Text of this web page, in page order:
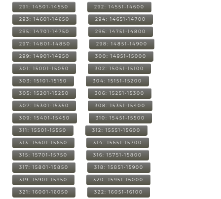
291: 14501-14550 292: 14551-14600
293: 14601-14650 294: 14651-14700
295: 14701-14750 296: 14751-14800
297: 14801-14850 298: 14851-14900
299: 14901-14950 300: 14951-15000
301: 15001-15050 302: 15051-15100
303: 15101-15150 304: 15151-15200
305: 15201-15250 306: 15251-15300
307: 15301-15350 308: 15351-15400
309: 15401-15450 310: 15451-15500
311: 15501-15550 312: 15551-15600
313: 15601-15650 314: 15651-15700
315: 15701-15750 316: 15751-15800
317: 15801-15850 318: 15851-15900
319: 15901-15950 320: 15951-16000
321: 16001-16050 322: 16051-16100